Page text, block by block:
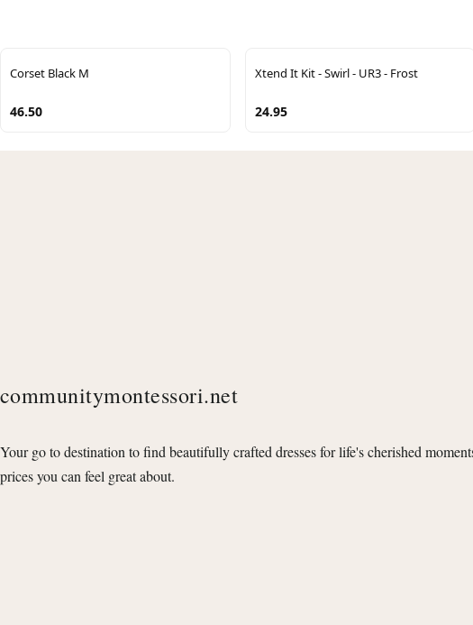
Corset Black M
46.50
Xtend It Kit - Swirl - UR3 - Frost
24.95
communitymontessori.net
Your go to destination to find beautifully crafted dresses for life's cherished
prices you can feel great about.